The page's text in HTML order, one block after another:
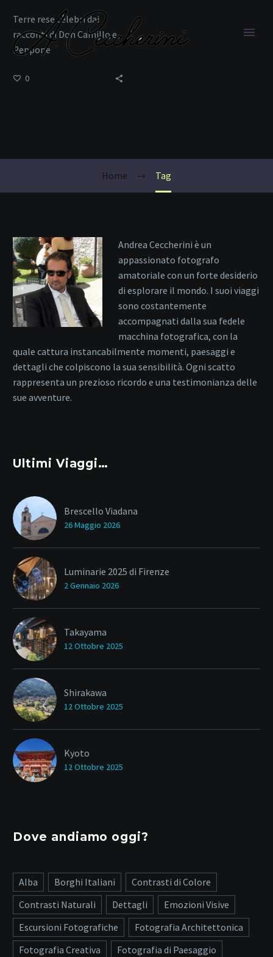
Home Tag
Terre rese celebri dai
racconti di Don Camillo e
Peppone
0
Andrea Ceccherini è un
appassionato fotografo
amatoriale con un forte desiderio
di esplorare il mondo. I suoi viaggi
sono costantemente
accompagnati dalla sua fedele
macchina fotografica, con la
quale cattura instancabilmente momenti, paesaggi e
dettagli che colpiscono la sua sensibilità. Ogni scatto
rappresenta un prezioso ricordo e una testimonianza delle
sue avventure.
Ultimi Viaggi…
Brescello Viadana
26 Maggio 2026
Luminarie 2025 di Firenze
2 Gennaio 2026
Takayama
12 Ottobre 2025
Shirakawa
12 Ottobre 2025
Kyoto
12 Ottobre 2025
Dove andiamo oggi?
Alba Borghi Italiani
Contrasti di Colore
Contrasti Naturali
Dettagli
Emozioni Visive
Escursioni Fotografiche
Fotografia Architettonica
Fotografia Creativa
Fotografia di Paesaggio